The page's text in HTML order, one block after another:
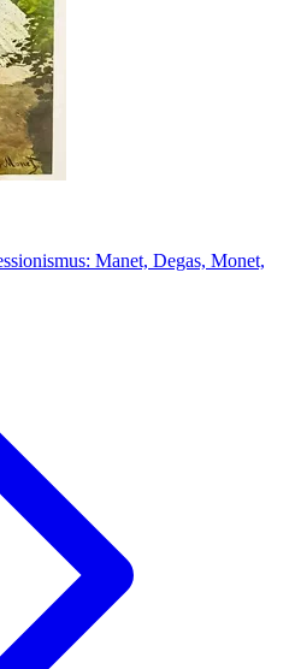
Manet, Degas, Monet,